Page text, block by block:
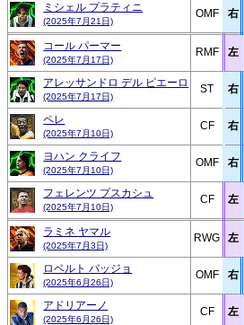
ミシェル プラティニ
(2025年7月21日)
OMF 右
コール パーマー
(2025年7月17日)
RMF 左
アレッサンドロ デル ピエーロ
(2025年7月17日)
ST 右
ペレ
(2025年7月10日)
CF 右
ヨハン クライフ
(2025年7月10日)
OMF 右
フェレンツ プスカシュ
(2025年7月10日)
CF 左
ラミネ ヤマル
(2025年7月3日)
RWG 左
ロベルト バッジョ
(2025年6月26日)
OMF 右
アドリアーノ
(2025年6月26日)
CF 左